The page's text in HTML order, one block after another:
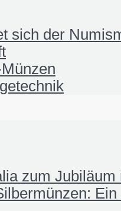
sich der
zum